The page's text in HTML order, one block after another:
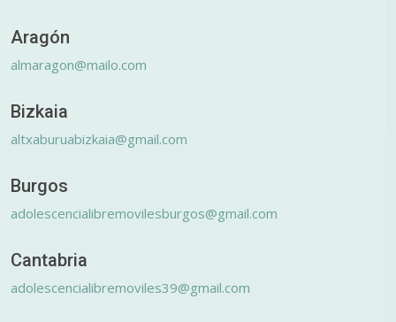
Aragón
almaragon@mailo.com
Bizkaia
altxaburuabizkaia@gmail.com
Burgos
adolescencialibremovilesburgos@gmail.com
Cantabria
adolescencialibremoviles39@gmail.com